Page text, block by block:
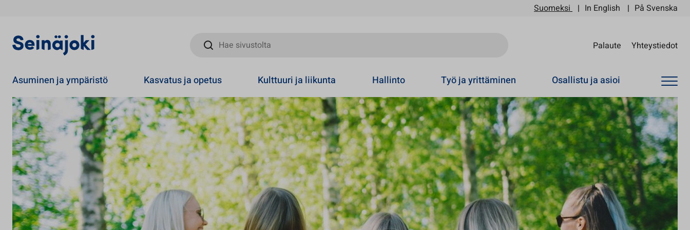
Suomeksi In English På Svenska
Hae sivustolta
Palaute Yhteystiedot
Asuminen ja ympäristö Kasvatus ja opetus Kulttuuri ja liikunta Hallinto Työ ja yrittäminen Osallistu ja asioi